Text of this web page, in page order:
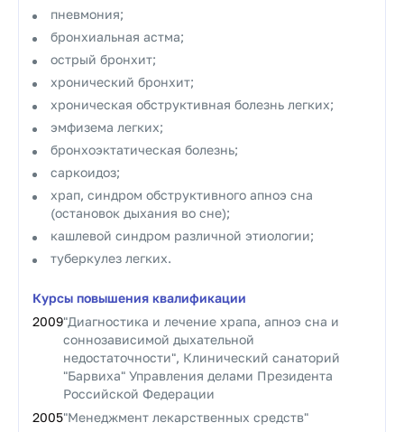
пневмония;
бронхиальная астма;
острый бронхит;
хронический бронхит;
хроническая обструктивная болезнь легких;
эмфизема легких;
бронхоэктатическая болезнь;
саркоидоз;
храп, синдром обструктивного апноэ сна
(остановок дыхания во сне);
кашлевой синдром различной этиологии;
туберкулез легких.
Курсы повышения квалификации
2009"Диагностика и лечение храпа, апноэ сна и
соннозависимой дыхательной
недостаточности", Клинический санаторий
"Барвиха" Управления делами Президента
Российской Федерации
2005"Менеджмент лекарственных средств"